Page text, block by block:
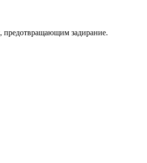
предотвращающим задирание.